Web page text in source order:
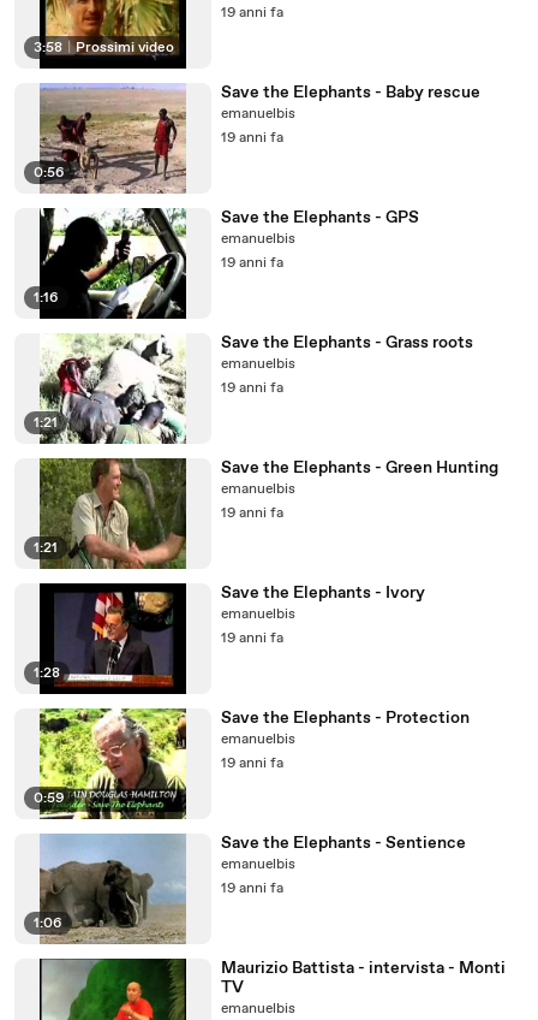
3:58 | Prossimi video
19 anni fa
0:56
Save the Elephants - Baby rescue
emanuelbis
19 anni fa
1:16
Save the Elephants - GPS
emanuelbis
19 anni fa
1:21
Save the Elephants - Grass roots
emanuelbis
19 anni fa
1:21
Save the Elephants - Green Hunting
emanuelbis
19 anni fa
1:28
Save the Elephants - Ivory
emanuelbis
19 anni fa
0:59
Save the Elephants - Protection
emanuelbis
19 anni fa
1:06
Save the Elephants - Sentience
emanuelbis
19 anni fa
Maurizio Battista - intervista - Monti
TV
emanuelbis